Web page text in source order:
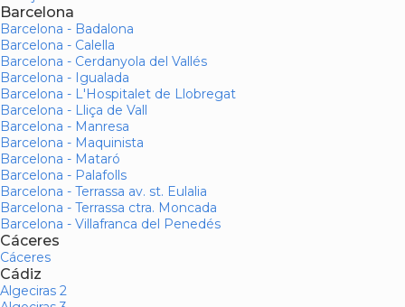
Barcelona
Barcelona - Badalona
Barcelona - Calella
Barcelona - Cerdanyola del Vallés
Barcelona - Igualada
Barcelona - L'Hospitalet de Llobregat
Barcelona - Lliça de Vall
Barcelona - Manresa
Barcelona - Maquinista
Barcelona - Mataró
Barcelona - Palafolls
Barcelona - Terrassa av. st. Eulalia
Barcelona - Terrassa ctra. Moncada
Barcelona - Villafranca del Penedés
Cáceres
Cáceres
Cádiz
Algeciras 2